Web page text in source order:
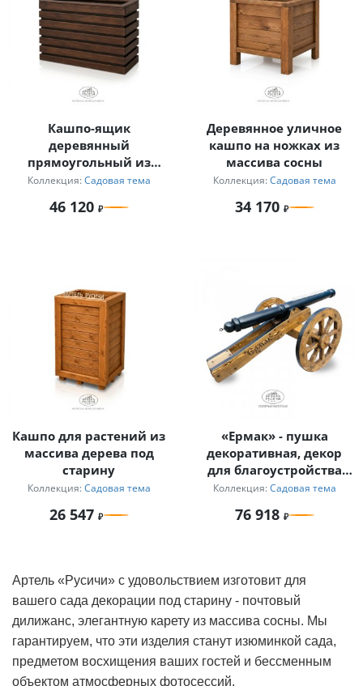
Кашпо-ящик
деревянный
прямоугольный из
массива северной сосны
Коллекция: Садовая тема
46 120
Деревянное уличное
кашпо на ножках из
массива сосны
Коллекция: Садовая тема
34 170
Кашпо для растений из
массива дерева под
старину
Коллекция: Садовая тема
26 547
«Ермак» - пушка
декоративная, декор
для благоустройства
сада, дачи
Коллекция: Садовая тема
76 918
Артель «Русичи» с удовольствием изготовит для
вашего сада декорации под старину - почтовый
дилижанс, элегантную карету из массива сосны. Мы
гарантируем, что эти изделия станут изюминкой сада,
предметом восхищения ваших гостей и бессменным
объектом атмосферных фотосессий.